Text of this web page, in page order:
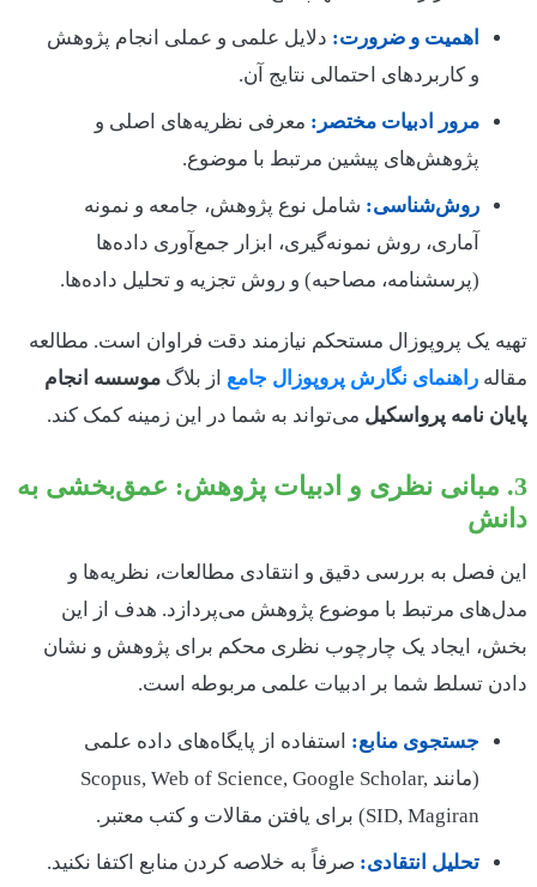
اهمیت و ضرورت: دلایل علمی و عملی انجام پژوهش
و کاربردهای احتمالی نتایج آن.
مرور ادبیات مختصر: معرفی نظریه‌های اصلی و
پژوهش‌های پیشین مرتبط با موضوع.
روش‌شناسی: شامل نوع پژوهش، جامعه و نمونه
آماری، روش نمونه‌گیری، ابزار جمع‌آوری داده‌ها
(پرسشنامه، مصاحبه) و روش تجزیه و تحلیل داده‌ها.
تهیه یک پروپوزال مستحکم نیازمند دقت فراوان است. مطالعه
مقاله راهنمای نگارش پروپوزال جامع از بلاگ موسسه انجام
پایان نامه پرواسکیل می‌تواند به شما در این زمینه کمک کند.
3. مبانی نظری و ادبیات پژوهش: عمق‌بخشی به
دانش
این فصل به بررسی دقیق و انتقادی مطالعات، نظریه‌ها و
مدل‌های مرتبط با موضوع پژوهش می‌پردازد. هدف از این
بخش، ایجاد یک چارچوب نظری محکم برای پژوهش و نشان
دادن تسلط شما بر ادبیات علمی مربوطه است.
جستجوی منابع: استفاده از پایگاه‌های داده علمی
(مانند Scopus, Web of Science, Google Scholar,
SID, Magiran) برای یافتن مقالات و کتب معتبر.
تحلیل انتقادی: صرفاً به خلاصه کردن منابع اکتفا نکنید.